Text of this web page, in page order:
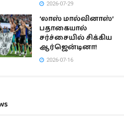
2026-07-29
‘லாஸ் மால்வினாஸ்’
பதாகையால்
சர்ச்சையில் சிக்கிய
ஆர்ஜென்டினா!
2026-07-16